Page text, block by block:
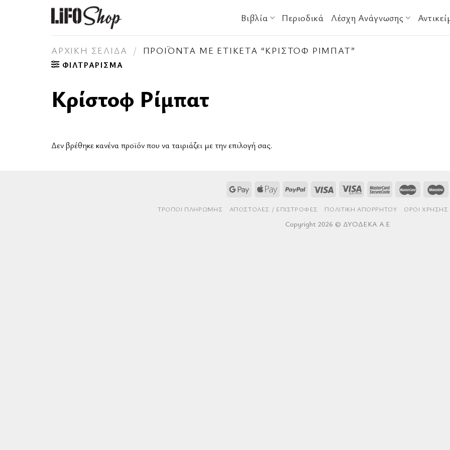
Βιβλία Περιοδικά Λέσχη Ανάγνωσης
ΑΡΧΙΚΉ ΣΕΛΊΔΑ / ΠΡΟΪΌΝΤΑ ΜΕ ΕΤΙΚΈΤΑ “ΚΡΊΣΤΟΦ ΡΊΜΠΑΤ”
ΦΙΛΤΡΆΡΙΣΜΑ
Κρίστοφ Ρίμπατ
Δεν βρέθηκε κανένα προϊόν που να ταιριάζει με την επιλογή σας.
ΤΡΌΠΟΙ ΠΛΗΡΩΜΉΣ AΠΟΣΤΟΛΈΣ / ΕΠΙΣΤΡΟΦΈΣ ΠΟΛΙΤΙΚΉ ΑΠΟΡΡΉΤΟΥ ΌΡΟΙ ΧΡΉΣΗΣ
Copyright 2026 © ΔΥΟΔΕΚΑ Α.Ε